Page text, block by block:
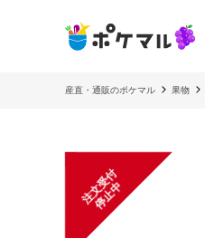
産直・通販のポケマル 果物
注
文
受
付
停
止
中